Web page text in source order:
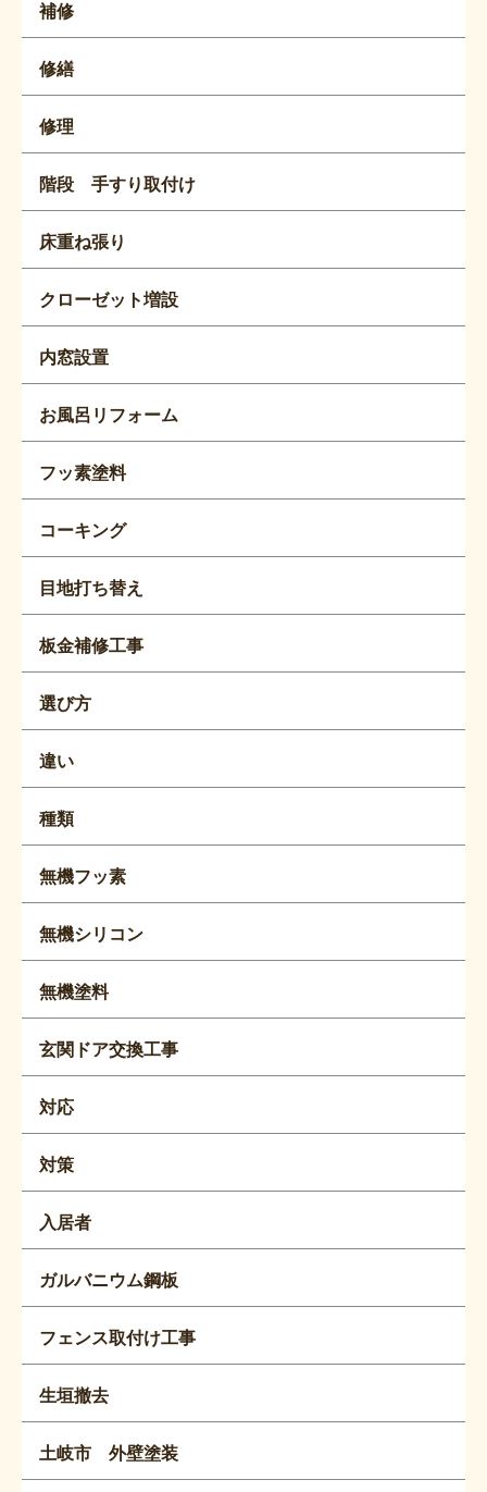
補修
修繕
修理
階段 手すり取付け
床重ね張り
クローゼット増設
内窓設置
お風呂リフォーム
フッ素塗料
コーキング
目地打ち替え
板金補修工事
選び方
違い
種類
無機フッ素
無機シリコン
無機塗料
玄関ドア交換工事
対応
対策
入居者
ガルバニウム鋼板
フェンス取付け工事
生垣撤去
土岐市 外壁塗装